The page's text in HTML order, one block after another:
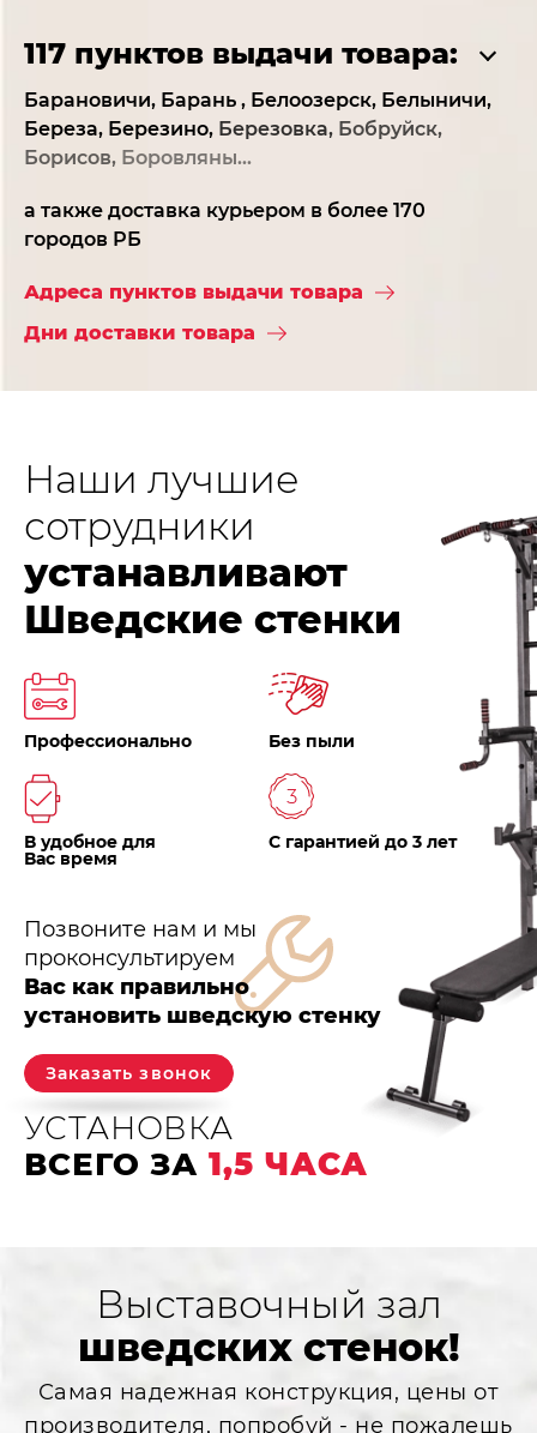
117 пунктов выдачи товара:
Барановичи, Барань , Белоозерск, Белыничи,
Береза, Березино, Березовка, Бобруйск,
Борисов, Боровляны...
а также доставка курьером в более 170
городов РБ
Адреса пунктов выдачи товара
Дни доставки товара
Наши лучшие
сотрудники
устанавливают
Шведские стенки
Профессионально Без пыли
В удобное для
Вас время
С гарантией до 3 лет
Позвоните нам и мы
проконсультируем
Вас как правильно
установить шведскую стенку
Заказать звонок
УСТАНОВКА
ВСЕГО ЗА1,5 ЧАСА
Выставочный зал
шведских стенок!
Самая надежная конструкция, цены от
производителя, попробуй - не пожалешь